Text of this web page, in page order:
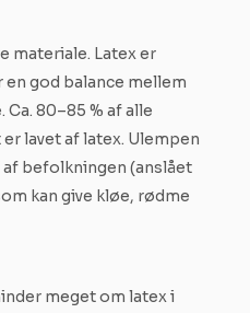
materiale. Latex er
god balance mellem
80–85 % af alle
lavet af latex. Ulempen
befolkningen (anslået
kan give kløe, rødme
meget om latex i